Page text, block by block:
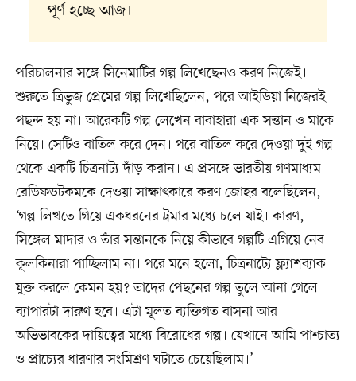
পূর্ণ হচ্ছে আজ।
পরিচালনার সঙ্গে সিনেমাটির গল্প লিখেছেনও করণ নিজেই।
শুরুতে ত্রিভুজ প্রেমের গল্প লিখেছিলেন, পরে আইডিয়া নিজেরই
পছন্দ হয় না। আরেকটি গল্প লেখেন বাবাহারা এক সন্তান ও মাকে
নিয়ে। সেটিও বাতিল করে দেন। পরে বাতিল করে দেওয়া দুই গল্প
থেকে একটি চিত্রনাট্য দাঁড় করান। এ প্রসঙ্গে ভারতীয় গণমাধ্যম
রেডিফডটকমকে দেওয়া সাক্ষাৎকারে করণ জোহর বলেছিলেন,
‘গল্প লিখতে গিয়ে একধরনের ট্রমার মধ্যে চলে যাই। কারণ,
সিঙ্গেল মাদার ও তাঁর সন্তানকে নিয়ে কীভাবে গল্পটি এগিয়ে নেব
কূলকিনারা পাচ্ছিলাম না। পরে মনে হলো, চিত্রনাট্যে ফ্ল্যাশব্যাক
যুক্ত করলে কেমন হয়? তাদের পেছনের গল্প তুলে আনা গেলে
ব্যাপারটা দারুণ হবে। এটা মূলত ব্যক্তিগত বাসনা আর
অভিভাবকের দায়িত্বের মধ্যে বিরোধের গল্প। যেখানে আমি পাশ্চাত্য
ও প্রাচ্যের ধারণার সংমিশ্রণ ঘটাতে চেয়েছিলাম।’